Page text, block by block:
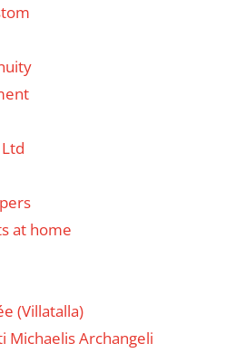
at home
(Villatalla)
Michaelis Archangeli